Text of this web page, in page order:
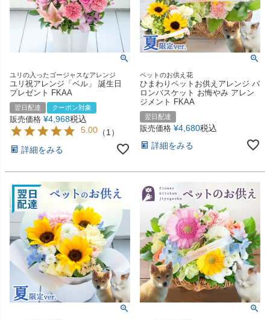
ユリの入ったゴージャスなアレンジ
ユリ祝アレンジ「ベル」 誕生日
プレゼント FKAA
翌日配達 クーポン対象
販売価格 ¥4,968税込
5.00 （1 ）
詳細をみる
ペットのお供え花
ひまわりペットお供えアレンジ バ
ロンバスケット お悔やみ アレン
ジメント FKAA
翌日配達
販売価格 ¥4,680税込
詳細をみる